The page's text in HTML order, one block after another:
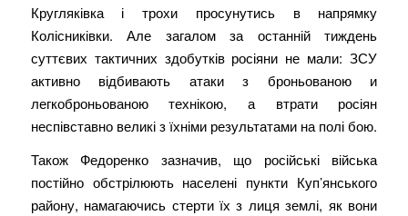
Кругляківка і трохи просунутись в напрямку
Колісниківки. Але загалом за останній тиждень
суттєвих тактичних здобутків росіяни не мали: ЗСУ
активно відбивають атаки з броньованою и
легкоброньованою технікою, а втрати росіян
неспівставно великі з їхніми результатами на полі бою.
Також Федоренко зазначив, що російські війська
постійно обстрілюють населені пункти Куп’янського
району, намагаючись стерти їх з лиця землі, як вони